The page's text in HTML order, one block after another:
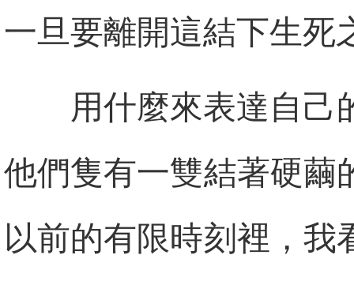
一旦要離開這結下生死
用什麼來表達自己
他們隻有一雙結著硬繭
以前的有限時刻裡，我